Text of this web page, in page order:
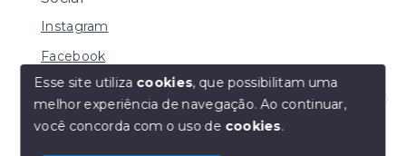
Olá! Estamos disponíveis para te ajudar.
Instagram
Facebook
© Copyright 2026 - Henrique Imoveis - Todos os
Esse site utiliza cookies, que possibilitam uma
melhor experiência de navegação.Ao continuar,
você concorda com o uso de cookies.